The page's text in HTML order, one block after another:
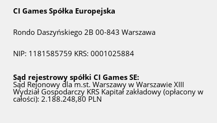
CI Games Spółka Europejska
Rondo Daszyńskiego 2B 00-843 Warszawa
NIP: 1181585759 KRS: 0001025884
Sąd rejestrowy spółki CI Games SE:
Sąd Rejonowy dla m.st. Warszawy w WarszawieXIII
Wydział Gospodarczy KRSKapitał zakładowy (opłacony w
całości): 2.188.248,80 PLN